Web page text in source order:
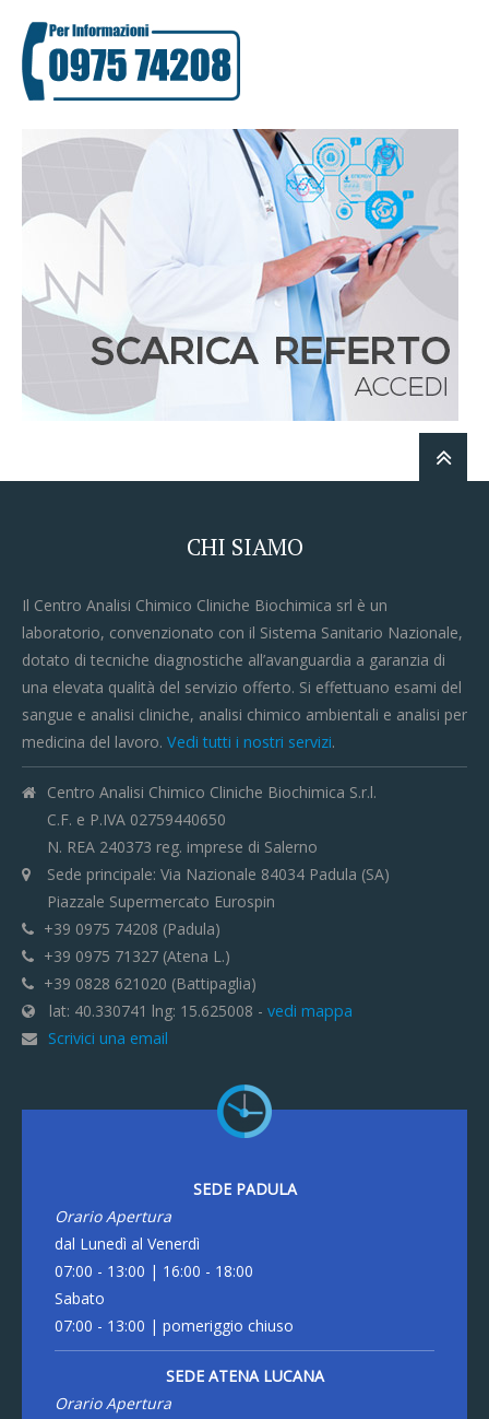
CHI SIAMO
Il Centro Analisi Chimico Cliniche Biochimica srl è un
laboratorio, convenzionato con il Sistema Sanitario Nazionale,
dotato di tecniche diagnostiche all’avanguardia a garanzia di
una elevata qualità del servizio offerto. Si effettuano esami del
sangue e analisi cliniche, analisi chimico ambientali e analisi per
medicina del lavoro. Vedi tutti i nostri servizi.
Centro Analisi Chimico Cliniche Biochimica S.r.l.
C.F. e P.IVA 02759440650
N. REA 240373 reg. imprese di Salerno
Sede principale: Via Nazionale 84034 Padula (SA)
Piazzale Supermercato Eurospin
+39 0975 74208 (Padula)
+39 0975 71327 (Atena L.)
+39 0828 621020 (Battipaglia)
lat: 40.330741 lng: 15.625008 - vedi mappa
Scrivici una email
SEDE PADULA
Orario Apertura
dal Lunedì al Venerdì
07:00 - 13:00 | 16:00 - 18:00
Sabato
07:00 - 13:00 | pomeriggio chiuso
SEDE ATENA LUCANA
Orario Apertura